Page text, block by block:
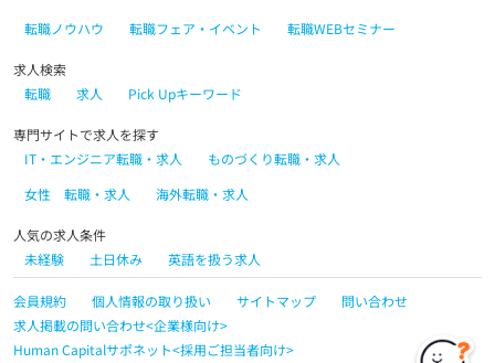
転職ノウハウ
転職フェア・イベント 転職WEBセミナー
求人検索
転職
求人 Pick Upキーワード
専門サイトで求人を探す
IT・エンジニア転職・求人
ものづくり転職・求人
女性 転職・求人
海外転職・求人
人気の求人条件
未経験
土日休み 英語を扱う求人
会員規約 個人情報の取り扱い サイトマップ
問い合わせ
求人掲載の問い合わせ<企業様向け>
Human Capitalサポネット<採用ご担当者向け>